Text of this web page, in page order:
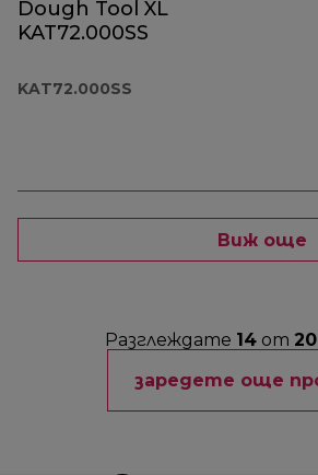
Dough Tool XL
KAT72.000SS
KAT72.000SS
Виж още
Разглеждате 14 от 20
заредете още